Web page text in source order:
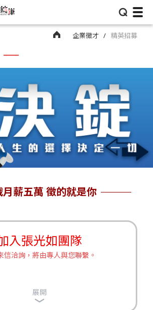
⌕
企業徵才 精英招募
月薪五萬 徵的就是你
展開
入張光如團隊
信洽詢，將由專人與您聯繫。